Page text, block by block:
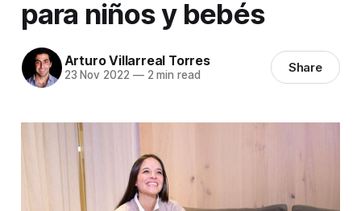
para niños y bebés
Arturo Villarreal Torres
23 Nov 2022 —2 min read Share